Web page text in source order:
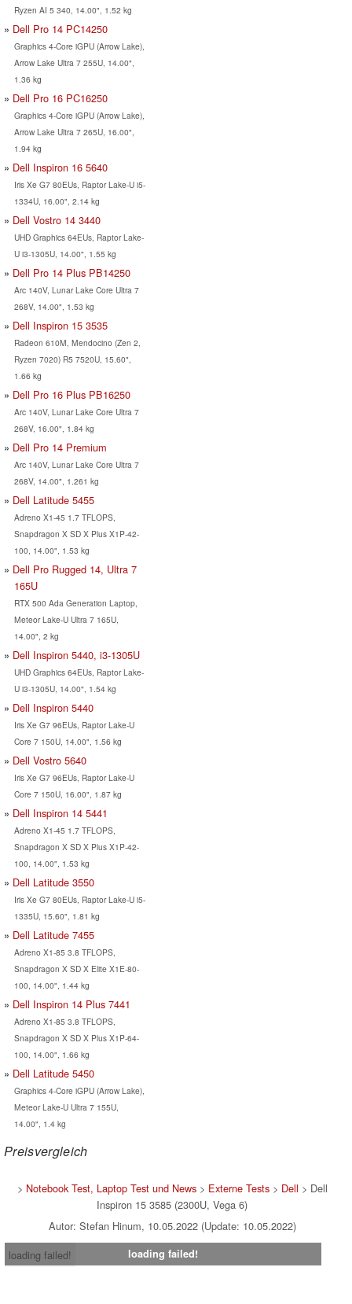
Ryzen AI 5 340, 14.00", 1.52 kg
Dell Pro 14 PC14250
Graphics 4-Core iGPU (Arrow Lake),
Arrow Lake Ultra 7 255U, 14.00",
1.36 kg
Dell Pro 16 PC16250
Graphics 4-Core iGPU (Arrow Lake),
Arrow Lake Ultra 7 265U, 16.00",
1.94 kg
Dell Inspiron 16 5640
Iris Xe G7 80EUs, Raptor Lake-U i5-
1334U, 16.00", 2.14 kg
Dell Vostro 14 3440
UHD Graphics 64EUs, Raptor Lake-
U i3-1305U, 14.00", 1.55 kg
Dell Pro 14 Plus PB14250
Arc 140V, Lunar Lake Core Ultra 7
268V, 14.00", 1.53 kg
Dell Inspiron 15 3535
Radeon 610M, Mendocino (Zen 2,
Ryzen 7020) R5 7520U, 15.60",
1.66 kg
Dell Pro 16 Plus PB16250
Arc 140V, Lunar Lake Core Ultra 7
268V, 16.00", 1.84 kg
Dell Pro 14 Premium
Arc 140V, Lunar Lake Core Ultra 7
268V, 14.00", 1.261 kg
Dell Latitude 5455
Adreno X1-45 1.7 TFLOPS,
Snapdragon X SD X Plus X1P-42-
100, 14.00", 1.53 kg
Dell Pro Rugged 14, Ultra 7
165U
RTX 500 Ada Generation Laptop,
Meteor Lake-U Ultra 7 165U,
14.00", 2 kg
Dell Inspiron 5440, i3-1305U
UHD Graphics 64EUs, Raptor Lake-
U i3-1305U, 14.00", 1.54 kg
Dell Inspiron 5440
Iris Xe G7 96EUs, Raptor Lake-U
Core 7 150U, 14.00", 1.56 kg
Dell Vostro 5640
Iris Xe G7 96EUs, Raptor Lake-U
Core 7 150U, 16.00", 1.87 kg
Dell Inspiron 14 5441
Adreno X1-45 1.7 TFLOPS,
Snapdragon X SD X Plus X1P-42-
100, 14.00", 1.53 kg
Dell Latitude 3550
Iris Xe G7 80EUs, Raptor Lake-U i5-
1335U, 15.60", 1.81 kg
Dell Latitude 7455
Adreno X1-85 3.8 TFLOPS,
Snapdragon X SD X Elite X1E-80-
100, 14.00", 1.44 kg
Dell Inspiron 14 Plus 7441
Adreno X1-85 3.8 TFLOPS,
Snapdragon X SD X Plus X1P-64-
100, 14.00", 1.66 kg
Dell Latitude 5450
Graphics 4-Core iGPU (Arrow Lake),
Meteor Lake-U Ultra 7 155U,
14.00", 1.4 kg
Preisvergleich
> Notebook Test, Laptop Test und News> Externe Tests> Dell > Dell
Inspiron 15 3585 (2300U, Vega 6)
Autor: Stefan Hinum, 10.05.2022 (Update: 10.05.2022)
loading failed!
loading failed!